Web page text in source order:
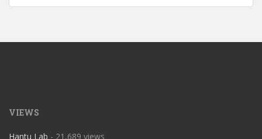
VIEWS
Hantu Lab - 21,689 views